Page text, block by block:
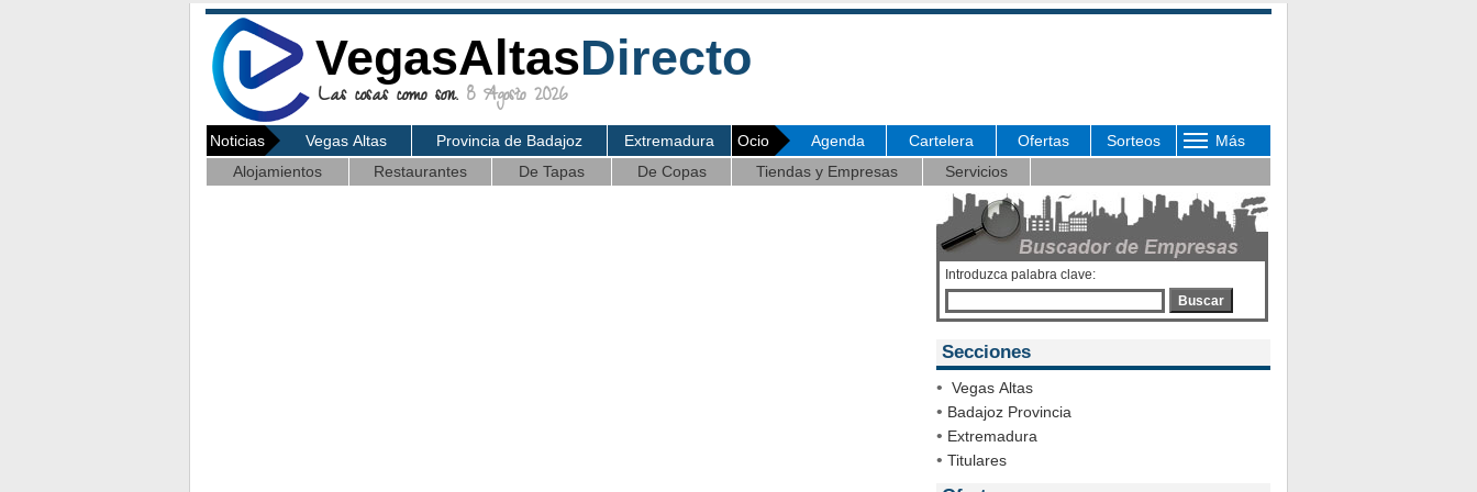
VegasAltasDirecto
Las cosas como son. 8 Agosto 2026
Noticias Vegas Altas Provincia de Badajoz Extremadura Ocio Agenda Cartelera Ofertas Sorteos
Más
Alojamientos
Restaurantes De Tapas De Copas Tiendas y Empresas Servicios
Introduzca palabra clave:
Buscar
Secciones
• Vegas Altas
• Badajoz Provincia
• Extremadura
• Titulares